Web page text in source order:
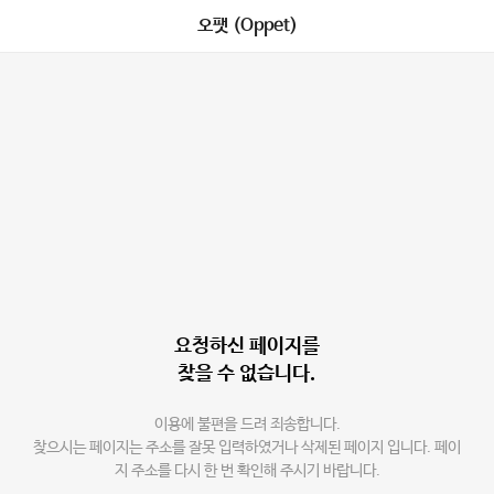
오팻 (Oppet)
요청하신 페이지를
찾을 수 없습니다.
이용에 불편을 드려 죄송합니다.
찾으시는 페이지는 주소를 잘못 입력하였거나 삭제된 페이지 입니다. 페이
지 주소를 다시 한 번 확인해 주시기 바랍니다.